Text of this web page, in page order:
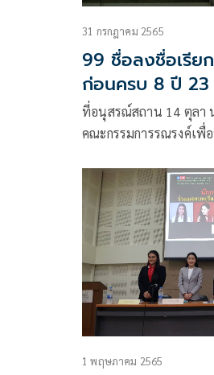
31 กรกฎาคม 2565
99 ชื่อลงชื่อเรีย
ก่อนครบ 8 ปี 23
ที่อนุสรณ์สถาน 14 ตุลา
คณะกรรมการรณรงค์เพื่
พล.อ.ประยุทธ์ จันทร์โ
รัฐมนตรี
1 พฤษภาคม 2565